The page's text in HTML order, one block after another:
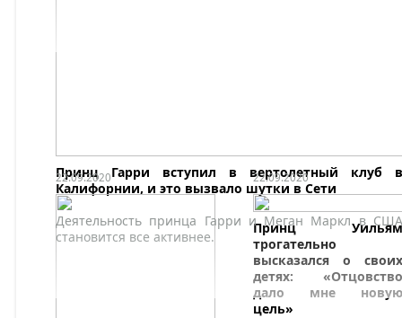
Принц Гарри вступил в вертолетный клуб в
Калифорнии, и это вызвало шутки в Сети
Деятельность принца Гарри и Меган Маркл в США
становится все активнее.
22.09.2020 22.09.2020
Принц Уильям
трогательно
высказался о своих
детях: «Отцовство
дало мне новую
цель»